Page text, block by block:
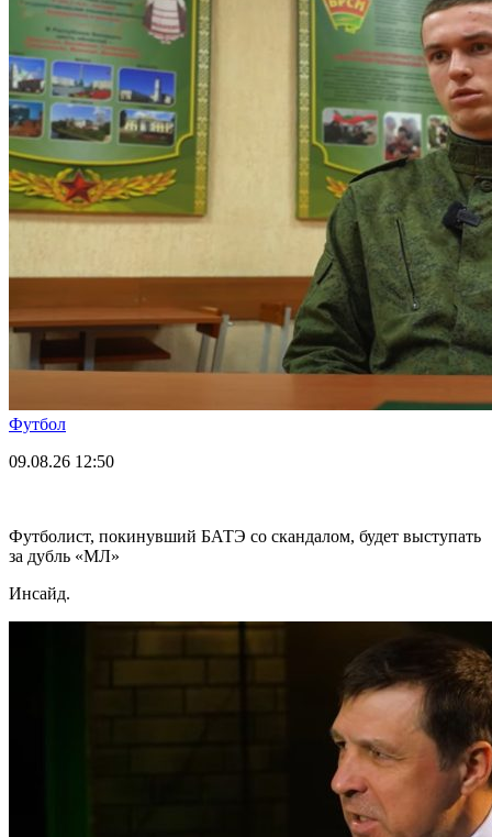
Футбол
09.08.26 12:50
Футболист, покинувший БАТЭ со скандалом, будет выступать
за дубль «МЛ»
Инсайд.